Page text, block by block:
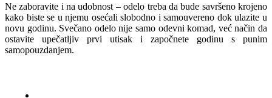
Ne zaboravite i na udobnost – odelo treba da bude savršeno krojeno
kako biste se u njemu osećali slobodno i samouvereno dok ulazite u
novu godinu. Svečano odelo nije samo odevni komad, već način da
ostavite upečatljiv prvi utisak i započnete godinu s punim
samopouzdanjem.